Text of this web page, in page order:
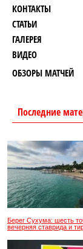
КОНТАКТЫ
СТАТЬИ
ГАЛЕРЕЯ
ВИДЕО
ОБЗОРЫ МАТЧЕЙ
Последние
Берег Сухума: шесть
вечерняя ставрида и